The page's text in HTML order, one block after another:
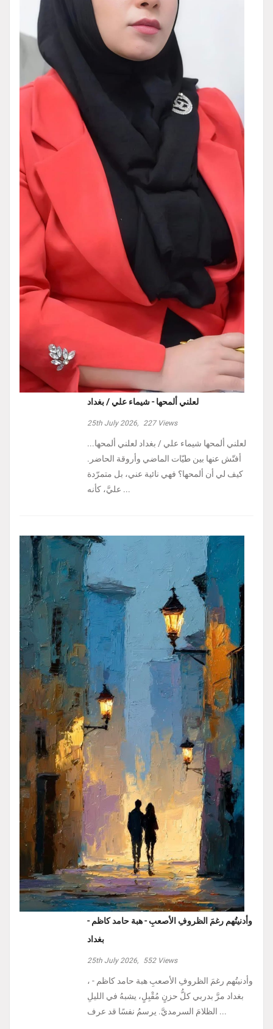
لعلني ألمحها - شيماء علي / بغداد
25th July 2026, 227Views
لعلني ألمحها شيماء علي / بغداد لعلني ألمحها...
أفتّش عنها بين طيّات الماضي وأروقة الحاضر.
كيف لي أن ألمحها؟ فهي نائية عني، بل متمرّدة
عليَّ، كأنه ...
وأدنيتُهم رغمَ الظروفِ الأصعبِ - هبة حامد كاظم -
بغداد
25th July 2026, 552Views
، وأدنيتُهم رغمَ الظروفِ الأصعبِ هبة حامد كاظم -
بغداد مرَّ بدربي كلُّ حزنٍ مُقْبِلٍ، يشبهُ في الليلِ
الظلامَ السرمديَّ. يرسمُ نفسًا قد عرف ...